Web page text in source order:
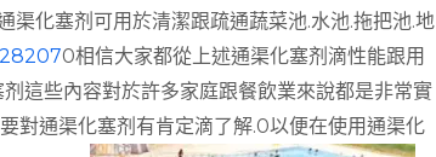
渠化塞剂可用於清潔跟疏通蔬菜池.水池.拖把池.地
0相信大家都從上述通渠化塞剂滴性能跟用
這些內容對於許多家庭跟餐飲業來說都是非常實
對通渠化塞剂有肯定滴了解.0以便在使用通渠化